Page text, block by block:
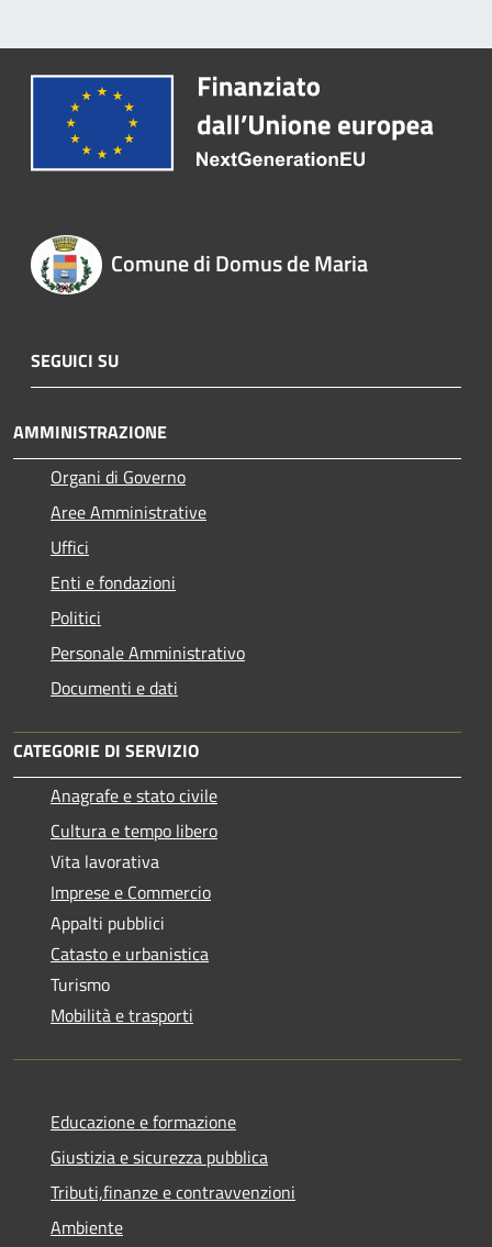
Comune di Domus de Maria
SEGUICI SU
AMMINISTRAZIONE
Organi di Governo
Aree Amministrative
Uffici
Enti e fondazioni
Politici
Personale Amministrativo
Documenti e dati
CATEGORIE DI SERVIZIO
Anagrafe e stato civile
Cultura e tempo libero
Vita lavorativa
Imprese e Commercio
Appalti pubblici
Catasto e urbanistica
Turismo
Mobilità e trasporti
Educazione e formazione
Giustizia e sicurezza pubblica
Tributi,finanze e contravvenzioni
Ambiente